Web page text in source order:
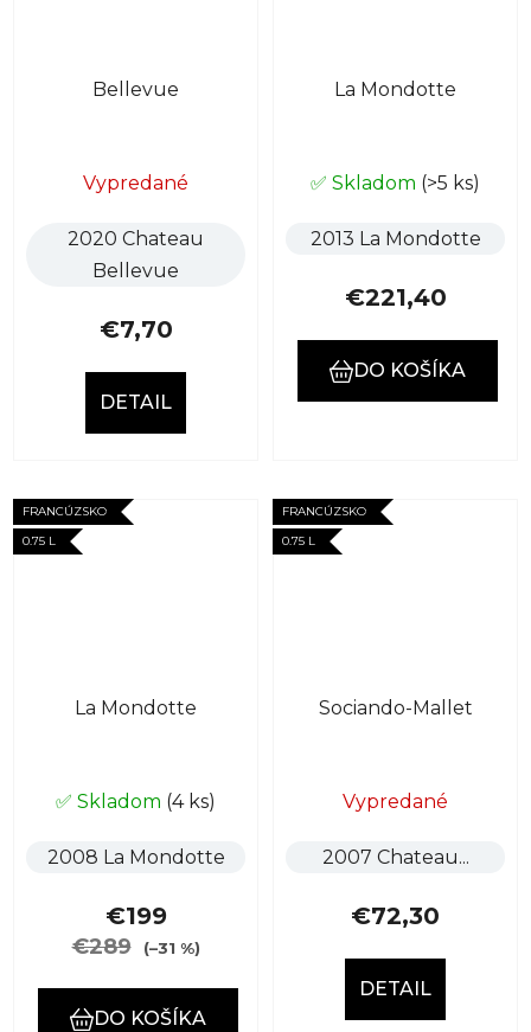
Bellevue
Vypredané
2020 Chateau
Bellevue
€7,70
DETAIL
La Mondotte
✅ Skladom (>5 ks)
2013 La Mondotte
€221,40
DO KOŠÍKA
FRANCÚZSKO
0.75 L
La Mondotte
✅ Skladom (4 ks)
2008 La Mondotte
€199
€289 (–31 %)
DO KOŠÍKA
FRANCÚZSKO
0.75 L
Sociando-Mallet
Vypredané
2007 Chateau...
€72,30
DETAIL